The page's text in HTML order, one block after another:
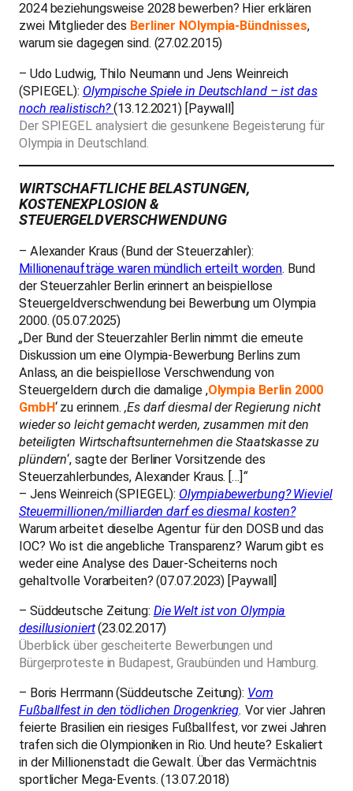
2024 beziehungsweise 2028 bewerben? Hier erklären
zwei Mitglieder des Berliner NOlympia-Bündnisses,
warum sie dagegen sind. (27.02.2015)
– Udo Ludwig, Thilo Neumann und Jens Weinreich
(SPIEGEL): Olympische Spiele in Deutschland – ist das
noch realistisch?(13.12.2021) [Paywall]
Der SPIEGEL analysiert die gesunkene Begeisterung für
Olympia in Deutschland.
WIRTSCHAFTLICHE BELASTUNGEN,
KOSTENEXPLOSION &
STEUERGELDVERSCHWENDUNG
– Alexander Kraus (Bund der Steuerzahler):
Millionenaufträge waren mündlich erteilt worden. Bund
der Steuerzahler Berlin erinnert an beispiellose
Steuergeldverschwendung bei Bewerbung um Olympia
2000. (05.07.2025)
„Der Bund der Steuerzahler Berlin nimmt die erneute
Diskussion um eine Olympia-Bewerbung Berlins zum
Anlass, an die beispiellose Verschwendung von
Steuergeldern durch die damalige ,Olympia Berlin 2000
GmbH‘ zu erinnern.,Es darf diesmal der Regierung nicht
wieder so leicht gemacht werden, zusammen mit den
beteiligten Wirtschaftsunternehmen die Staatskasse zu
plündern‘, sagte der Berliner Vorsitzende des
Steuerzahlerbundes, Alexander Kraus. […]“
– Jens Weinreich (SPIEGEL): Olympiabewerbung? Wieviel
Steuermillionen/milliarden darf es diesmal kosten?
Warum arbeitet dieselbe Agentur für den DOSB und das
IOC? Wo ist die angebliche Transparenz? Warum gibt es
weder eine Analyse des Dauer-Scheiterns noch
gehaltvolle Vorarbeiten? (07.07.2023) [Paywall]
– Süddeutsche Zeitung: Die Welt ist von Olympia
desillusioniert(23.02.2017)
Überblick über gescheiterte Bewerbungen und
Bürgerproteste in Budapest, Graubünden und Hamburg.
– Boris Herrmann (Süddeutsche Zeitung): Vom
Fußballfest in den tödlichen Drogenkrieg. Vor vier Jahren
feierte Brasilien ein riesiges Fußballfest, vor zwei Jahren
trafen sich die Olympioniken in Rio. Und heute? Eskaliert
in der Millionenstadt die Gewalt. Über das Vermächtnis
sportlicher Mega-Events. (13.07.2018)